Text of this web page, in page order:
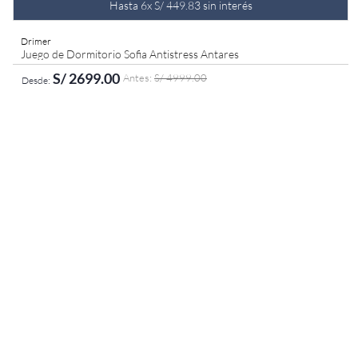
Hasta 6xS/ 449. 83sin interés
Drimer
Juego de Dormitorio Sofia Antistress Antares
S/2699.00 S/4999.00